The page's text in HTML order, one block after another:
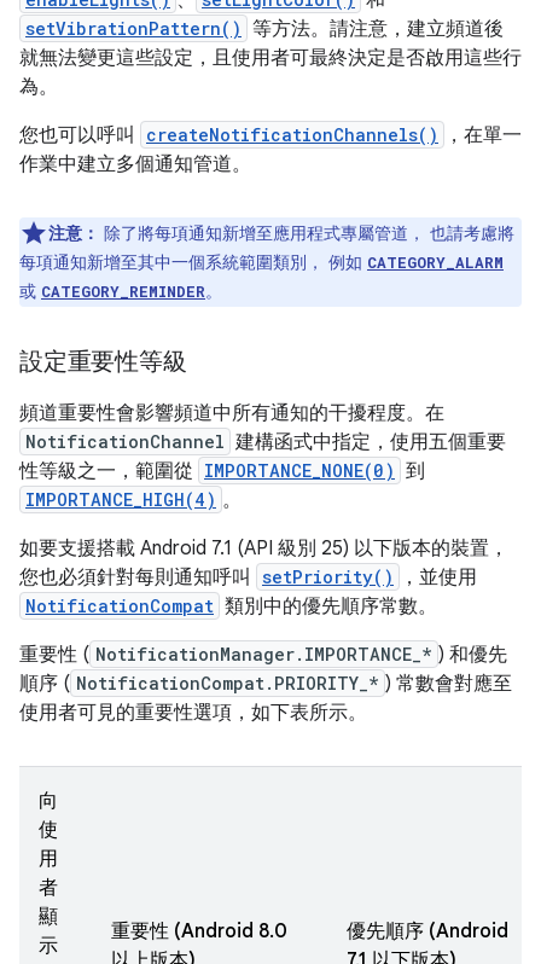
setVibrationPattern() 等方法。請注意，建立頻道後
就無法變更這些設定，且使用者可最終決定是否啟用這些行
為。
您也可以呼叫
createNotificationChannels()
，在單一
作業中建立多個通知管道。
注意： 除了將每項通知新增至應用程式專屬管道， 也請考慮將
每項通知新增至其中一個系統範圍類別， 例如 CATEGORY_ALARM
或 CATEGORY_REMINDER。
設定重要性等級
頻道重要性會影響頻道中所有通知的干擾程度。在
NotificationChannel 建構函式中指定，使用五個重要
性等級之一，範圍從 IMPORTANCE_NONE(0) 到
IMPORTANCE_HIGH(4) 。
如要支援搭載 Android 7.1 (API 級別 25) 以下版本的裝置，
您也必須針對每則通知呼叫
setPriority() ，並使用
NotificationCompat 類別中的優先順序常數。
重要性 ( NotificationManager.IMPORTANCE_* ) 和優先
順序 ( NotificationCompat.PRIORITY_* ) 常數會對應至
使用者可見的重要性選項，如下表所示。
向
使
用
者
顯
示
重要性 (Android 8.0
優先順序 (Android